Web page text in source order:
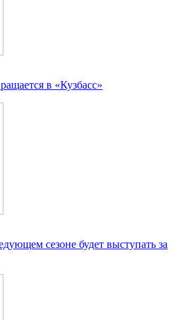
в «Кузбасс»
сезоне будет выступать за